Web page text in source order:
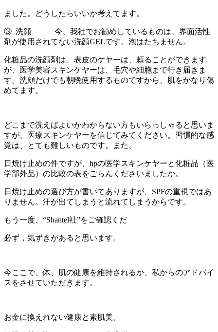
ました。どうしたらいいか考えてます。
③ 洗顔 今、我社でお勧めしているものは、界面活性
剤が使用されてない洗顔GELです。泡はたちません。
化粧品の洗顔剤は、表皮のケヤーは、頼ることができます
が、医学美容スキンケヤーは、毛穴や細胞まで行き届きま
す。洗顔だけでも朝晩使用するものですから、肌をかなり傷
めてます。
どこまで洗えばよいかわからない方もいらっしゃると思いま
すが、医療スキンケヤーを信じてみてください。習慣的な感
覚は、とても難しいものです。また、
日焼け止めの件ですが、hpの医学スキンケヤーと化粧品（医
学部外品）の比較の表をごらんくださいましたか。
日焼け止めの選び方が書いてありますが、SPFの重視ではあ
りません。汗が出てしまうと流れてしまうからです。
もう一度、“Shantel社”をご確認くだ
必ず，気ずきがあると思います。
今ここで、体、肌の健康を維持されるか、私からのアドバイ
スをさせていただきます。
お金に換えれない健康と素肌美。